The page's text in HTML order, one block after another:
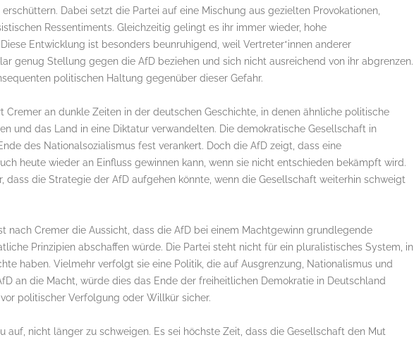
Dabei setzt die Partei auf eine Mischung aus gezielten Provokationen,
Ressentiments. Gleichzeitig gelingt es ihr immer wieder, hohe
Entwicklung ist besonders beunruhigend, weil Vertreter*innen anderer
genug Stellung gegen die AfD beziehen und sich nicht ausreichend von ihr abgrenzen.
politischen Haltung gegenüber dieser Gefahr.
Cremer an dunkle Zeiten in der deutschen Geschichte, in denen ähnliche politische
und das Land in eine Diktatur verwandelten. Die demokratische Gesellschaft in
des Nationalsozialismus fest verankert. Doch die AfD zeigt, dass eine
heute wieder an Einfluss gewinnen kann, wenn sie nicht entschieden bekämpft wird.
dass die Strategie der AfD aufgehen könnte, wenn die Gesellschaft weiterhin schweigt
nach Cremer die Aussicht, dass die AfD bei einem Machtgewinn grundlegende
Prinzipien abschaffen würde. Die Partei steht nicht für ein pluralistisches System, in
haben. Vielmehr verfolgt sie eine Politik, die auf Ausgrenzung, Nationalismus und
an die Macht, würde dies das Ende der freiheitlichen Demokratie in Deutschland
politischer Verfolgung oder Willkür sicher.
auf, nicht länger zu schweigen. Es sei höchste Zeit, dass die Gesellschaft den Mut